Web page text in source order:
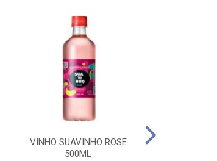
VINHO SUAVINHO ROSE
500ML